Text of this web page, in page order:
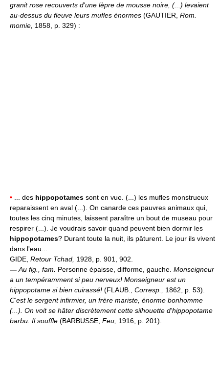
granit rose recouverts d'une lèpre de mousse noire, (...) levaient
au-dessus du fleuve leurs mufles énormes (GAUTIER, Rom.
momie, 1858, p. 329) :
• ... des hippopotames sont en vue. (...) les mufles monstrueux
reparaissent en aval (...). On canarde ces pauvres animaux qui,
toutes les cinq minutes, laissent paraître un bout de museau pour
respirer (...). Je voudrais savoir quand peuvent bien dormir les
hippopotames? Durant toute la nuit, ils pâturent. Le jour ils vivent
dans l'eau...
GIDE, Retour Tchad, 1928, p. 901, 902.
— Au fig., fam. Personne épaisse, difforme, gauche. Monseigneur
a un tempéramment si peu nerveux! Monseigneur est un
hippopotame si bien cuirassé! (FLAUB., Corresp., 1862, p. 53).
C'est le sergent infirmier, un frère mariste, énorme bonhomme
(...). On voit se hâter discrètement cette silhouette d'hippopotame
barbu. Il souffle (BARBUSSE, Feu, 1916, p. 201).